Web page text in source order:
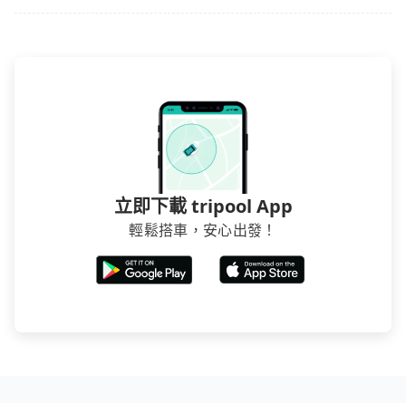
立即下載 tripool App
輕鬆搭車，安心出發！